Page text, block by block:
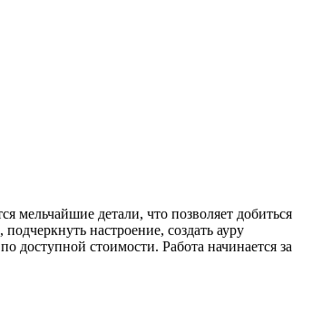
мельчайшие детали, что позволяет добиться
настроение, создать ауру
доступной стоимости. Работа начинается за